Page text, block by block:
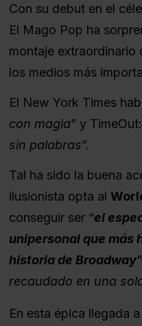
Con su debut en el
El Mago Pop ha
montaje extraordinario
los medios más
El New York Times
con magia” y
sin palabras”.
Tal ha sido la buena
ilusionista opta al
conseguir ser “el
unipersonal que más
historia de Broadway
recaudado en una
En esta épica llegada